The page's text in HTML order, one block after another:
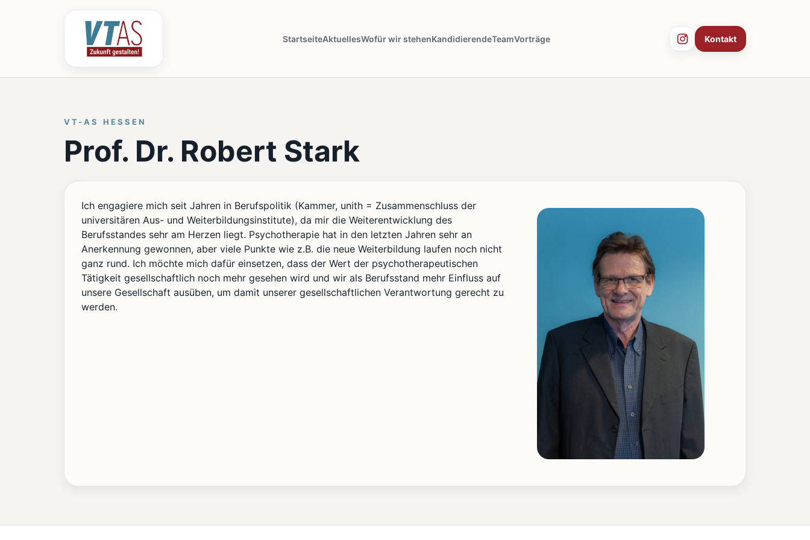
StartseiteAktuellesWofür wir stehenKandidierendeTeamVorträge Kontakt
VT-AS HESSEN
Prof. Dr. Robert Stark
Ich engagiere mich seit Jahren in Berufspolitik (Kammer, unith = Zusammenschluss der
universitären Aus- und Weiterbildungsinstitute), da mir die Weiterentwicklung des
Berufsstandes sehr am Herzen liegt. Psychotherapie hat in den letzten Jahren sehr an
Anerkennung gewonnen, aber viele Punkte wie z.B. die neue Weiterbildung laufen noch nicht
ganz rund. Ich möchte mich dafür einsetzen, dass der Wert der psychotherapeutischen
Tätigkeit gesellschaftlich noch mehr gesehen wird und wir als Berufsstand mehr Einfluss auf
unsere Gesellschaft ausüben, um damit unserer gesellschaftlichen Verantwortung gerecht zu
werden.